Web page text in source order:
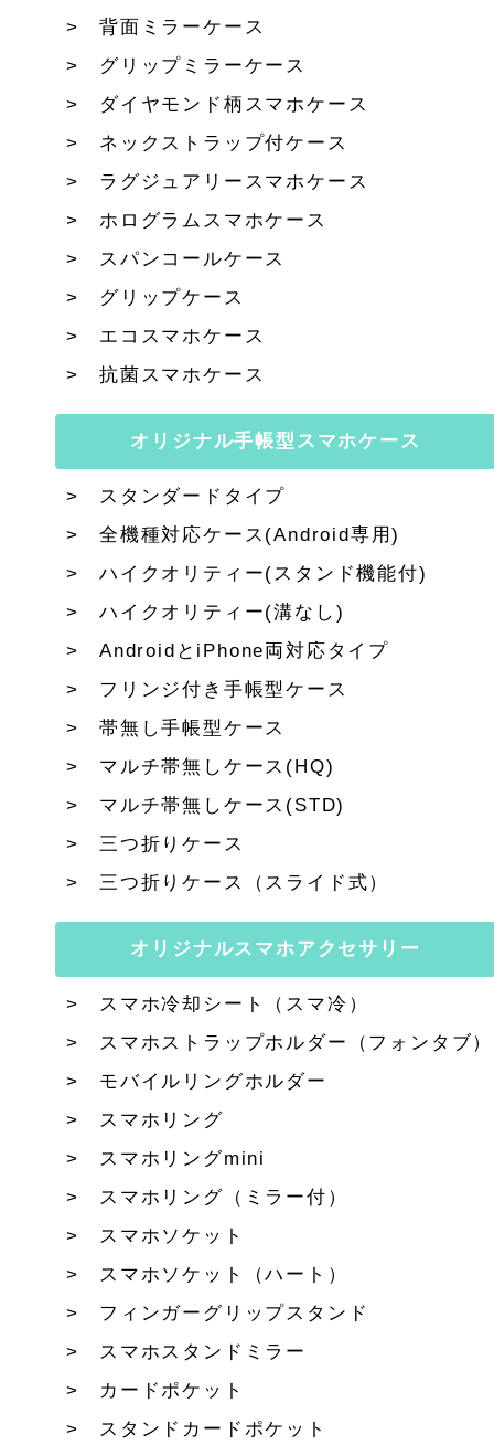
背面ミラーケース
グリップミラーケース
ダイヤモンド柄スマホケース
ネックストラップ付ケース
ラグジュアリースマホケース
ホログラムスマホケース
スパンコールケース
グリップケース
エコスマホケース
抗菌スマホケース
オリジナル手帳型スマホケース
スタンダードタイプ
全機種対応ケース(Android専用)
ハイクオリティー(スタンド機能付)
ハイクオリティー(溝なし)
AndroidとiPhone両対応タイプ
フリンジ付き手帳型ケース
帯無し手帳型ケース
マルチ帯無しケース(HQ)
マルチ帯無しケース(STD)
三つ折りケース
三つ折りケース（スライド式）
オリジナルスマホアクセサリー
スマホ冷却シート（スマ冷）
スマホストラップホルダー（フォンタブ）
モバイルリングホルダー
スマホリング
スマホリングmini
スマホリング（ミラー付）
スマホソケット
スマホソケット（ハート）
フィンガーグリップスタンド
スマホスタンドミラー
カードポケット
スタンドカードポケット